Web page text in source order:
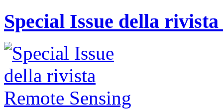
Special Issue della rivista